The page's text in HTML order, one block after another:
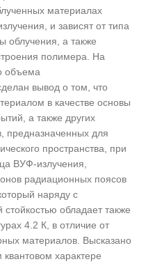
материалах
и зависят от типа
облучения, а также
полимера. На
объема
вывод о том, что
в качестве основы
а также других
предназначенных для
пространства, при
ВУФ-излучения,
радиационных поясов
наряду с
обладает также
4.2 К, в отличие от
материалов. Высказано
характере